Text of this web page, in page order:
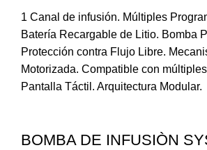
1 Canal de infusión. Múltiples
Batería Recargable de Litio. Bomba
Protección contra Flujo Libre.
Motorizada. Compatible con
Pantalla Táctil. Arquitectura Modular.
BOMBA DE INFUSIÒN